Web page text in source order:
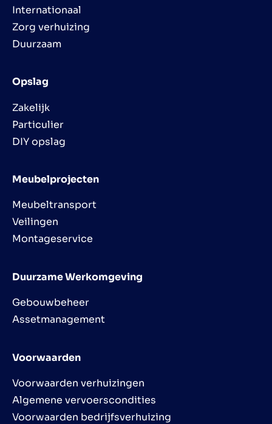
Internationaal
Zorg verhuizing
Duurzaam
Opslag
Zakelijk
Particulier
DIY opslag
Meubelprojecten
Meubeltransport
Veilingen
Montageservice
Duurzame Werkomgeving
Gebouwbeheer
Assetmanagement
Voorwaarden
Voorwaarden verhuizingen
Algemene vervoerscondities
Voorwaarden bedrijfsverhuizing